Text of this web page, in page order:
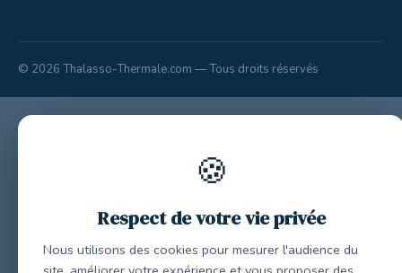
© 2026 Thalasso-Thermale.com — Tous droits réservés
🍪
Respect de votre vie privée
Nous utilisons des cookies pour mesurer l'audience du